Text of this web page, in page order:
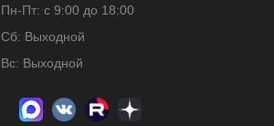
Пн-Пт: с 9:00 до 18:00
Сб: Выходной
Вс: Выходной